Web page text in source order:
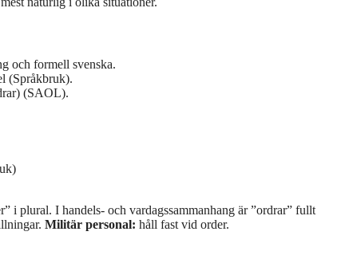
och formell svenska.
(Språkbruk).
(SAOL).
i plural. I handels- och vardagssammanhang är ”ordrar” fullt
Militär personal: håll fast vid order.